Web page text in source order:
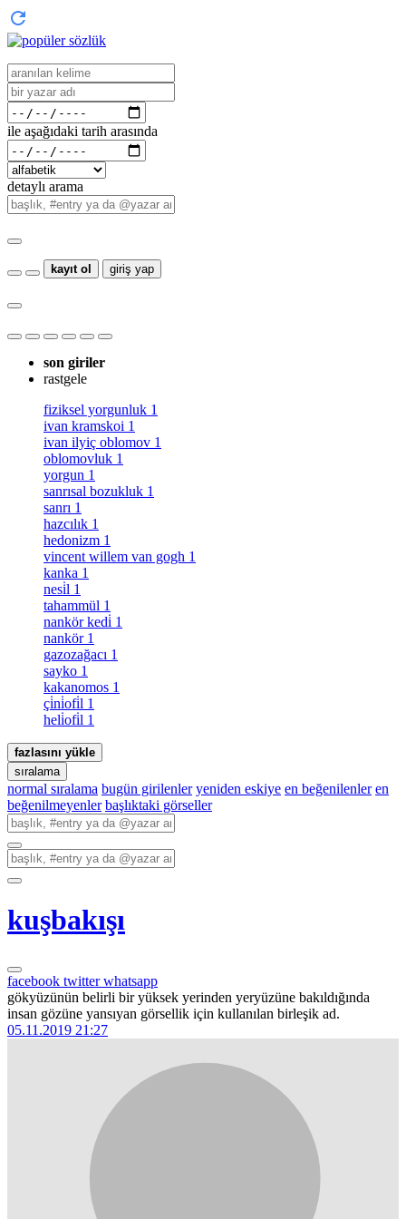
ile aşağıdaki tarih arasında
detaylı arama
kayıt ol giriş yap
son giriler
rastgele
fiziksel yorgunluk 1
ivan kramskoi 1
ivan ilyiç oblomov 1
oblomovluk 1
yorgun 1
sanrısal bozukluk 1
sanrı 1
hazcılık 1
hedonizm 1
vincent willem van gogh 1
kanka 1
nesi̇l 1
tahammül 1
nankör kedi̇ 1
nankör 1
gazozağacı 1
sayko 1
kakanomos 1
çi̇ni̇ofi̇l 1
heli̇ofi̇l 1
fazlasını yükle
sıralama
normal sıralama bugün girilenler yeniden eskiye en beğenilenler en
beğenilmeyenler başlıktaki görseller
kuşbakışı
facebook twitterwhatsapp
gökyüzünün belirli bir yüksek yerinden yeryüzüne bakıldığında
insan gözüne yansıyan görsellik için kullanılan birleşik ad.
05.11.2019 21:27